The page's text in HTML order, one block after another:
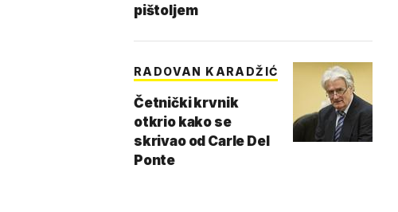
pištoljem
RADOVAN KARADŽIĆ
Četnički krvnik
otkrio kako se
skrivao od Carle Del
Ponte